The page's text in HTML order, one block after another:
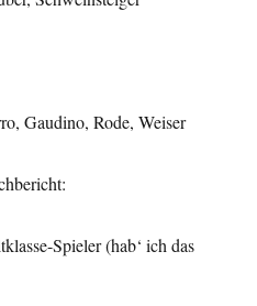
Gaudino, Rode, Weiser
Spieler (hab‘ ich das